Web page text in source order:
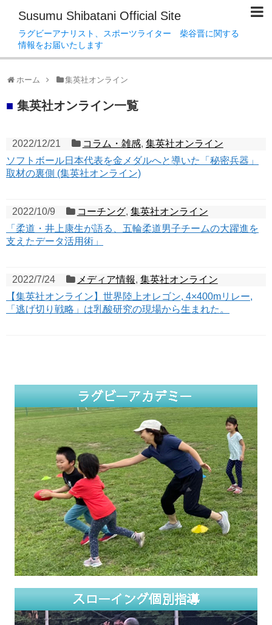
Susumu Shibatani Official Site
ラグビーアナリスト、スポーツライター 柴谷晋に関する
情報をお届いたします
ホーム 集英社オンライン
■ 集英社オンライン一覧
2022/12/21 コラム・雑感, 集英社オンライン
ソフトボール日本代表を金メダルへと導いた「秘密兵器」
取材の裏側 (集英社オンライン)
2022/10/9 コーチング, 集英社オンライン
「柔道・井上康生が語る、五輪柔道男子チームの大躍進を
支えたデータ活用術」
2022/7/24 メディア情報, 集英社オンライン
【集英社オンライン】世界陸上オレゴン, 4×400mリレー,
「逃げ切り戦略」は乳酸研究の現場から生まれた。